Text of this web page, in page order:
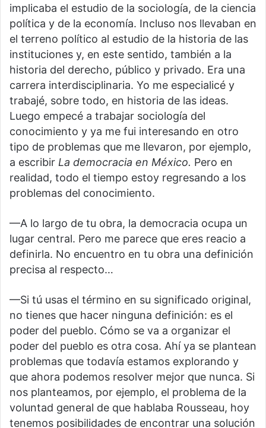
implicaba el estudio de la sociología, de la ciencia
política y de la economía. Incluso nos llevaban en
el terreno político al estudio de la historia de las
instituciones y, en este sentido, también a la
historia del derecho, público y privado. Era una
carrera interdisciplinaria. Yo me especialicé y
trabajé, sobre todo, en historia de las ideas.
Luego empecé a trabajar sociología del
conocimiento y ya me fui interesando en otro
tipo de problemas que me llevaron, por ejemplo,
a escribir La democracia en México. Pero en
realidad, todo el tiempo estoy regresando a los
problemas del conocimiento.
—A lo largo de tu obra, la democracia ocupa un
lugar central. Pero me parece que eres reacio a
definirla. No encuentro en tu obra una definición
precisa al respecto…
—Si tú usas el término en su significado original,
no tienes que hacer ninguna definición: es el
poder del pueblo. Cómo se va a organizar el
poder del pueblo es otra cosa. Ahí ya se plantean
problemas que todavía estamos explorando y
que ahora podemos resolver mejor que nunca. Si
nos planteamos, por ejemplo, el problema de la
voluntad general de que hablaba Rousseau, hoy
tenemos posibilidades de encontrar una solución